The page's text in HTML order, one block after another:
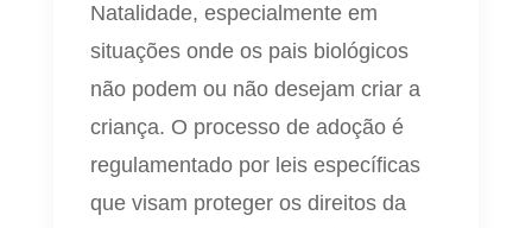
Natalidade, especialmente em
situações onde os pais biológicos
não podem ou não desejam criar a
criança. O processo de adoção é
regulamentado por leis específicas
que visam proteger os direitos da